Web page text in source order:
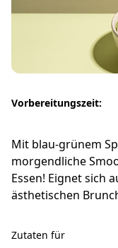
Vorbereitungszeit:
Mit blau-grünem
morgendliche
Essen! Eignet sich
ästhetischen
Zutaten für